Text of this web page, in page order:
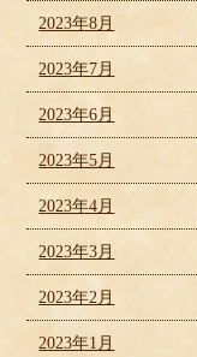
2023年8月
2023年7月
2023年6月
2023年5月
2023年4月
2023年3月
2023年2月
2023年1月